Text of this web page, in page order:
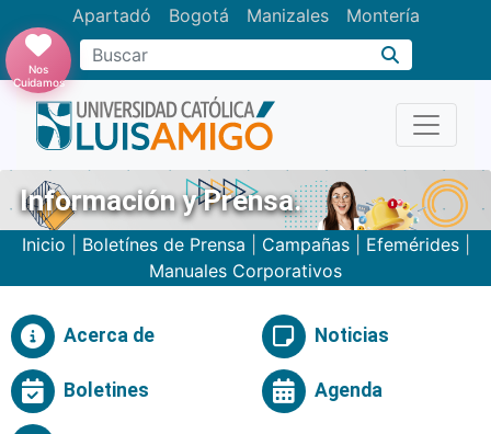
Apartadó Bogotá Manizales Montería
Buscar
Nos
Cuidamos
Información y Prensa.
Inicio Boletínes de Prensa Campañas| Efemérides|
Manuales Corporativos
Acerca de Noticias
Boletines Agenda